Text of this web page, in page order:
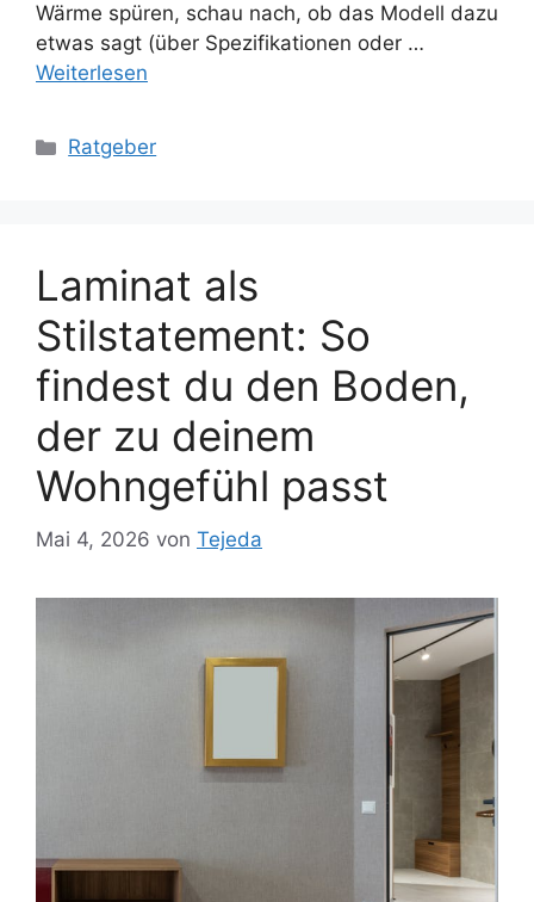
Wärme spüren, schau nach, ob das Modell dazu
etwas sagt (über Spezifikationen oder …
Weiterlesen
Kategorien
Ratgeber
Laminat als
Stilstatement: So
findest du den Boden,
der zu deinem
Wohngefühl passt
Mai 4, 2026 von Tejeda